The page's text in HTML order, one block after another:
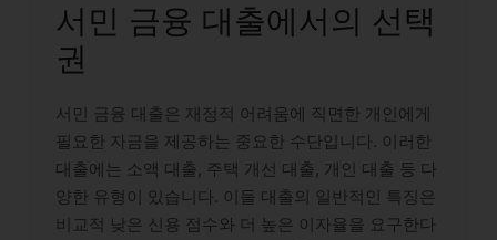
서민 금융 대출에서의 선택
권
서민 금융 대출은 재정적 어려움에 직면한 개인에게
필요한 자금을 제공하는 중요한 수단입니다. 이러한
대출에는 소액 대출, 주택 개선 대출, 개인 대출 등 다
양한 유형이 있습니다. 이들 대출의 일반적인 특징은
비교적 낮은 신용 점수와 더 높은 이자율을 요구한다